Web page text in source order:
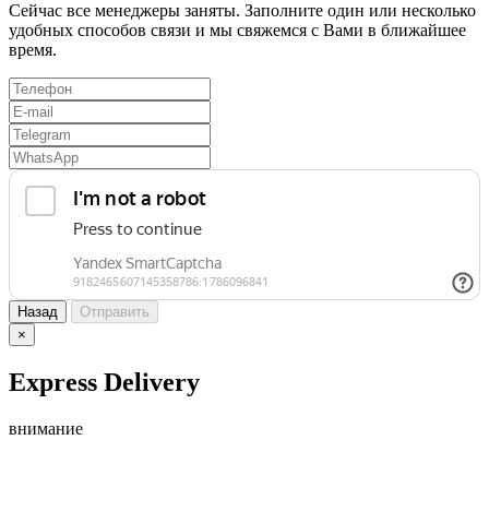
Сейчас все менеджеры заняты. Заполните один или несколько
удобных способов связи и мы свяжемся с Вами в ближайшее
время.
Назад
Отправить
×
Express Delivery
внимание